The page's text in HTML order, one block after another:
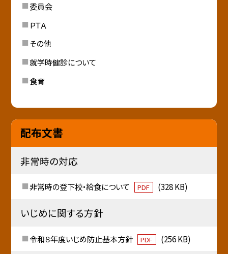
委員会
ＰＴＡ
その他
就学時健診について
食育
配布文書
非常時の対応
非常時の登下校・給食について PDF (328 KB)
いじめに関する方針
令和８年度いじめ防止基本方針 PDF (256 KB)